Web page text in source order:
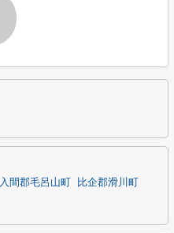
入間郡毛呂山町
比企郡滑川町